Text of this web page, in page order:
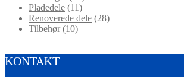
Pladedele (11)
Renoverede dele (28)
Tilbehør (10)
KONTAKT